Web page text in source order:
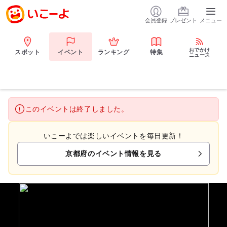
会員登録 プレゼント メニュー
スポット イベント ランキング 特集
おでかけ
ニュース
このイベントは終了しました。
いこーよでは楽しいイベントを毎日更新！
京都府のイベント情報を見る